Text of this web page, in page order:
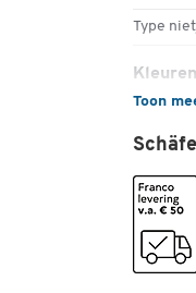
Toon
Type
Kleuren
Kleur